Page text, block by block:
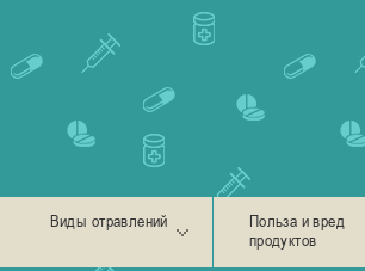
Виды отравлений
Польза и вред
продуктов